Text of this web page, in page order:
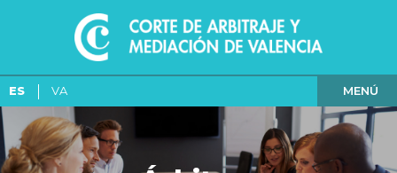
ES VA MENÚ